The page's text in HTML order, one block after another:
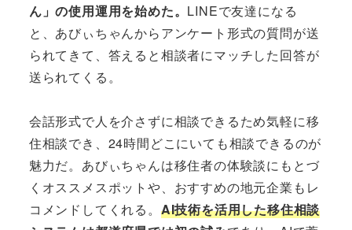
ん」の使用運用を始めた。 LINEで友達になる
と、あびぃちゃんからアンケート形式の質問が送
られてきて、答えると相談者にマッチした回答が
送られてくる。
会話形式で人を介さずに相談できるため気軽に移
住相談でき、24時間どこにいても相談できるのが
魅力だ。あびぃちゃんは移住者の体験談にもとづ
くオススメスポットや、おすすめの地元企業もレ
コメンドしてくれる。 AI技術を活用した移住相談